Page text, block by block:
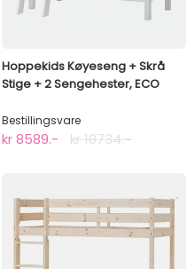
Hoppekids Køyeseng + Skrå
Stige + 2 Sengehester, ECO
Bestillingsvare
kr 8589.- kr 10734.-